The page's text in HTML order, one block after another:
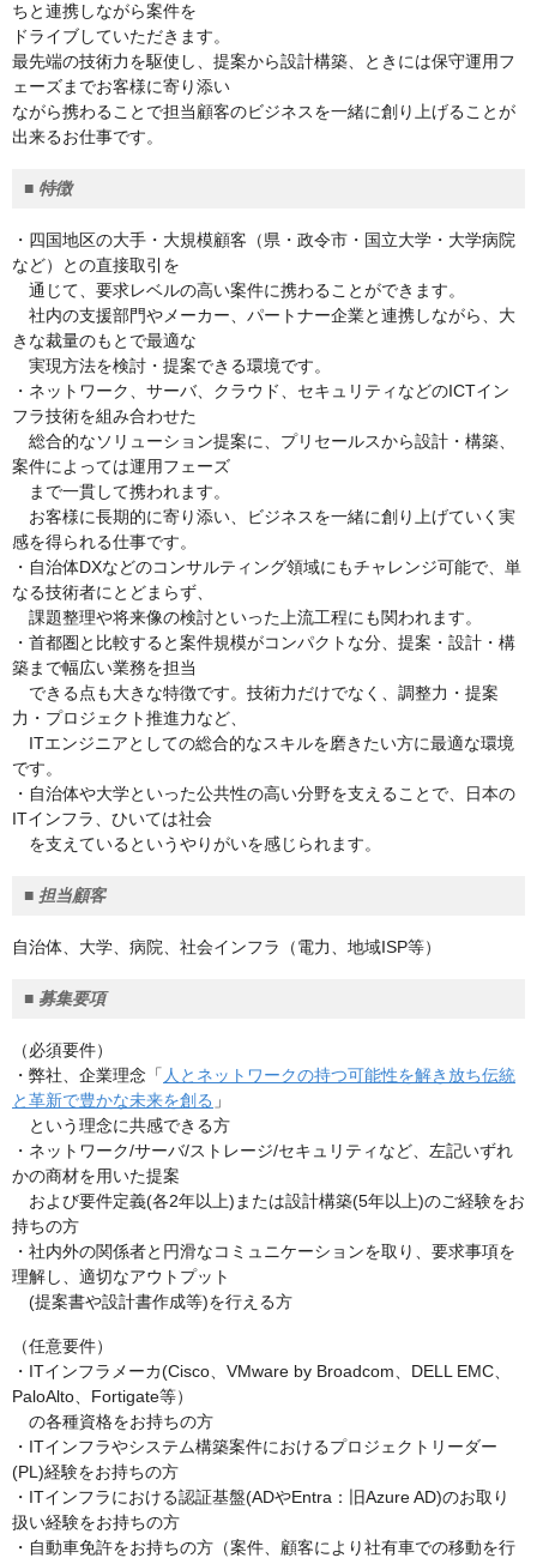
ちと連携しながら案件を
ドライブしていただきます。
最先端の技術力を駆使し、提案から設計構築、ときには保守運用フ
ェーズまでお客様に寄り添い
ながら携わることで担当顧客のビジネスを一緒に創り上げることが
出来るお仕事です。
■ 特徴
・四国地区の大手・大規模顧客（県・政令市・国立大学・大学病院
など）との直接取引を
通じて、要求レベルの高い案件に携わることができます。
社内の支援部門やメーカー、パートナー企業と連携しながら、大
きな裁量のもとで最適な
実現方法を検討・提案できる環境です。
・ネットワーク、サーバ、クラウド、セキュリティなどのICTイン
フラ技術を組み合わせた
総合的なソリューション提案に、プリセールスから設計・構築、
案件によっては運用フェーズ
まで一貫して携われます。
お客様に長期的に寄り添い、ビジネスを一緒に創り上げていく実
感を得られる仕事です。
・自治体DXなどのコンサルティング領域にもチャレンジ可能で、単
なる技術者にとどまらず、
課題整理や将来像の検討といった上流工程にも関われます。
・首都圏と比較すると案件規模がコンパクトな分、提案・設計・構
築まで幅広い業務を担当
できる点も大きな特徴です。技術力だけでなく、調整力・提案
力・プロジェクト推進力など、
ITエンジニアとしての総合的なスキルを磨きたい方に最適な環境
です。
・自治体や大学といった公共性の高い分野を支えることで、日本の
ITインフラ、ひいては社会
を支えているというやりがいを感じられます。
■ 担当顧客
自治体、大学、病院、社会インフラ（電力、地域ISP等）
■ 募集要項
（必須要件）
・弊社、企業理念「 人とネットワークの持つ可能性を解き放ち伝統
と革新で豊かな未来を創る 」
という理念に共感できる方
・ネットワーク/サーバ/ストレージ/セキュリティなど、左記いずれ
かの商材を用いた提案
および要件定義(各2年以上)または設計構築(5年以上)のご経験をお
持ちの方
・社内外の関係者と円滑なコミュニケーションを取り、要求事項を
理解し、適切なアウトプット
(提案書や設計書作成等)を行える方
（任意要件）
・ITインフラメーカ(Cisco、VMware by Broadcom、DELL EMC、
PaloAlto、Fortigate等）
の各種資格をお持ちの方
・ITインフラやシステム構築案件におけるプロジェクトリーダー
(PL)経験をお持ちの方
・ITインフラにおける認証基盤(ADやEntra：旧Azure AD)のお取り
扱い経験をお持ちの方
・自動車免許をお持ちの方（案件、顧客により社有車での移動を行